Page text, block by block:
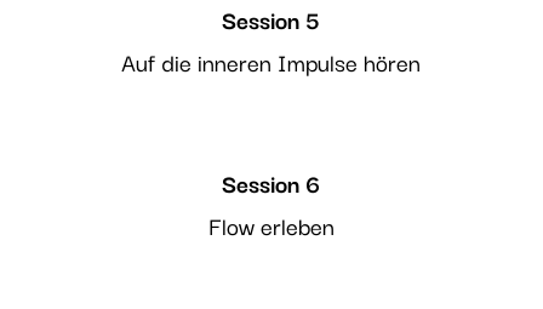
Session 5
Auf die inneren Impulse hören
Session 6
Flow erleben